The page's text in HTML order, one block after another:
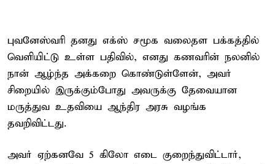
புவனேஸ்வரி தனது எக்ஸ் சமூக வலைதள பக்கத்தில்
வெளியிட்டு உள்ள பதிவில், எனது கணவரின் நலனில்
நான் ஆழ்ந்த அக்கறை கொண்டுள்ளேன், அவர்
சிறையில் இருக்கும்போது அவருக்கு தேவையான
மருத்துவ உதவியை ஆந்திர அரசு வழங்க
தவறிவிட்டது.
அவர் ஏற்கனவே 5 கிலோ எடை குறைந்துவிட்டார்,